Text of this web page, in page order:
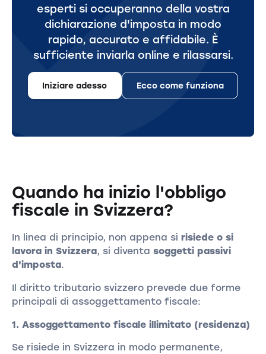
esperti si occuperanno della vostra
dichiarazione d'imposta in modo
rapido, accurato e affidabile. È
sufficiente inviarla online e rilassarsi.
Iniziare adesso Ecco come funziona
Quando ha inizio l'obbligo
fiscale in Svizzera?
In linea di principio, non appena si risiede o si
lavora in Svizzera, si diventa soggetti passivi
d'imposta.
Il diritto tributario svizzero prevede due forme
principali di assoggettamento fiscale:
1. Assoggettamento fiscale illimitato (residenza)
Se risiede in Svizzera in modo permanente,